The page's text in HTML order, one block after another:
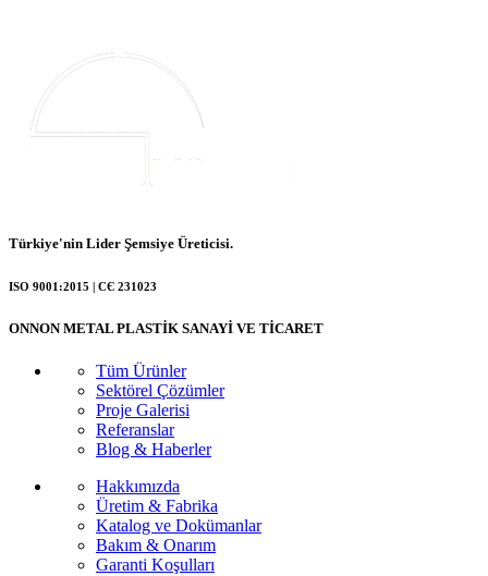
Türkiye'nin Lider Şemsiye Üreticisi.
ISO 9001:2015 | СЄ 231023
ONNON METAL PLASTİK SANAYİ VE TİCARET
Tüm Ürünler
Sektörel Çözümler
Proje Galerisi
Referanslar
Blog & Haberler
Hakkımızda
Üretim & Fabrika
Katalog ve Dokümanlar
Bakım & Onarım
Garanti Koşulları